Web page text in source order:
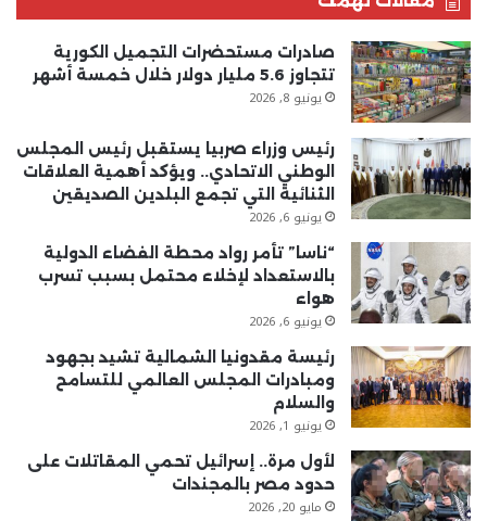
صادرات مستحضرات التجميل الكورية
تتجاوز 5.6 مليار دولار خلال خمسة أشهر
يونيو 8, 2026
رئيس وزراء صربيا يستقبل رئيس المجلس
الوطني الاتحادي.. ويؤكد أهمية العلاقات
الثنائية التي تجمع البلدين الصديقين
يونيو 6, 2026
“ناسا” تأمر رواد محطة الفضاء الدولية
بالاستعداد لإخلاء محتمل بسبب تسرب
هواء
يونيو 6, 2026
رئيسة مقدونيا الشمالية تشيد بجهود
ومبادرات المجلس العالمي للتسامح
والسلام
يونيو 1, 2026
لأول مرة.. إسرائيل تحمي المقاتلات على
حدود مصر بالمجندات
مايو 20, 2026